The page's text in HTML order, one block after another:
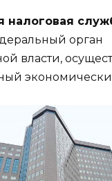
налоговая
орган
власти,